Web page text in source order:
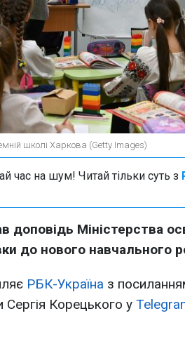
школі Харкова (Getty Images)
час на шум! Читай тільки суть з
доповідь Міністерства
до нового навчального
РБК-Україна з
Сергія Корецького у